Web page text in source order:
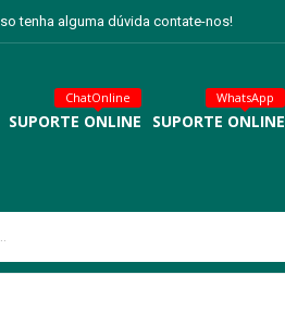
tenha alguma dúvida contate-nos!
SUPORTE ONLINE
ChatOnline
SUPORTE ONLINE
WhatsApp